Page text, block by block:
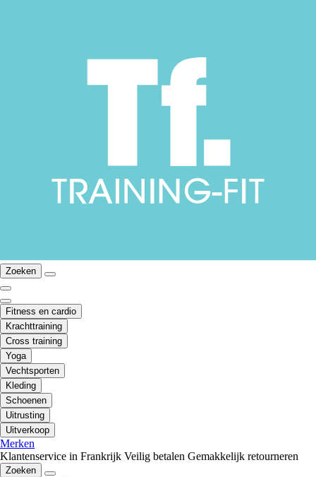
Zoeken
Fitness en cardio
Krachttraining
Cross training
Yoga
Vechtsporten
Kleding
Schoenen
Uitrusting
Uitverkoop
Merken
Klantenservice in Frankrijk Veilig betalen Gemakkelijk retourneren
Zoeken